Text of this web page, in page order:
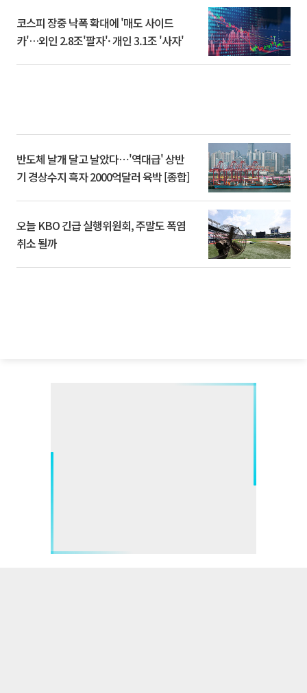
코스피 장중 낙폭 확대에 '매도 사이드
카'…외인 2.8조'팔자'· 개인 3.1조 '사자'
반도체 날개 달고 날았다⋯'역대급' 상반
기 경상수지 흑자 2000억달러 육박 [종합]
오늘 KBO 긴급 실행위원회, 주말도 폭염
취소 될까